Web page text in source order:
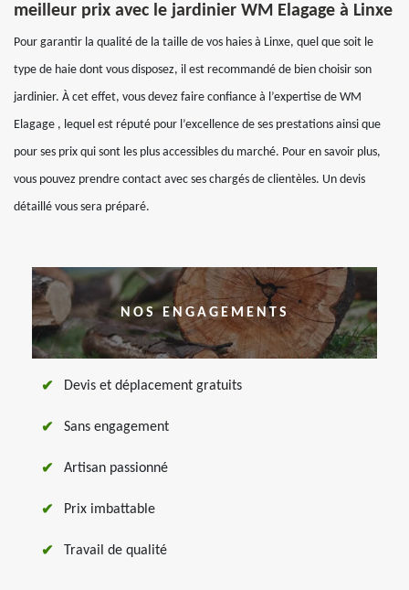
meilleur prix avec le jardinier WM Elagage à Linxe
Pour garantir la qualité de la taille de vos haies à Linxe, quel que soit le
type de haie dont vous disposez, il est recommandé de bien choisir son
jardinier. À cet effet, vous devez faire confiance à l’expertise de WM
Elagage , lequel est réputé pour l’excellence de ses prestations ainsi que
pour ses prix qui sont les plus accessibles du marché. Pour en savoir plus,
vous pouvez prendre contact avec ses chargés de clientèles. Un devis
détaillé vous sera préparé.
NOS ENGAGEMENTS
Devis et déplacement gratuits
Sans engagement
Artisan passionné
Prix imbattable
Travail de qualité